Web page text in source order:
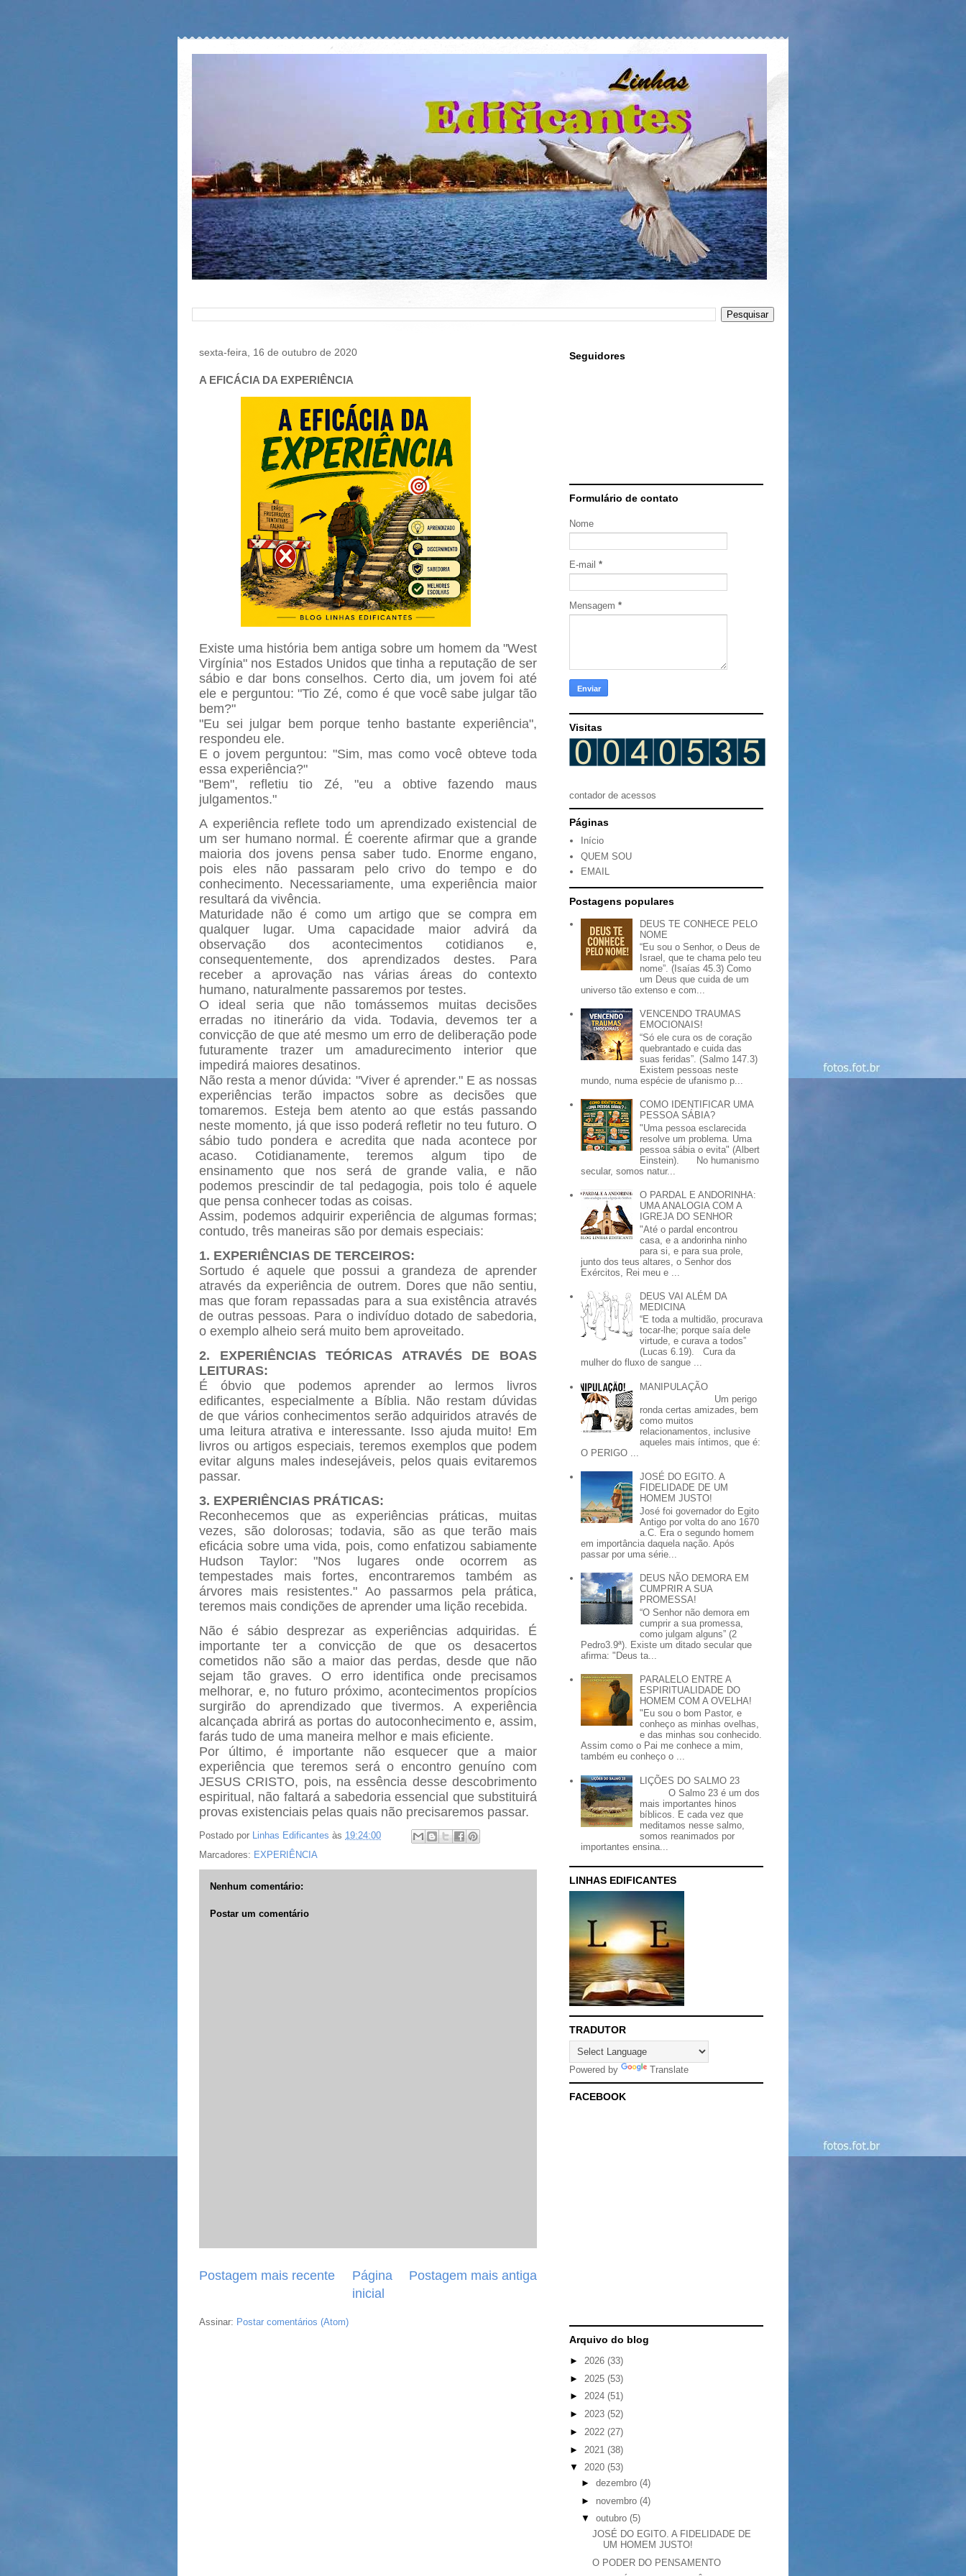
sexta-feira, 16 de outubro de 2020
A EFICÁCIA DA EXPERIÊNCIA
Existe uma história bem antiga sobre um homem da "West
Virgínia" nos Estados Unidos que tinha a reputação de ser
sábio e dar bons conselhos. Certo dia, um jovem foi até
ele e perguntou: "Tio Zé, como é que você sabe julgar tão
bem?"
"Eu sei julgar bem porque tenho bastante experiência",
respondeu ele.
E o jovem perguntou: "Sim, mas como você obteve toda
essa experiência?"
"Bem", refletiu tio Zé, "eu a obtive fazendo maus
julgamentos."
A experiência reflete todo um aprendizado existencial de
um ser humano normal. É coerente afirmar que a grande
maioria dos jovens pensa saber tudo. Enorme engano,
pois eles não passaram pelo crivo do tempo e do
conhecimento. Necessariamente, uma experiência maior
resultará da vivência.
Maturidade não é como um artigo que se compra em
qualquer lugar. Uma capacidade maior advirá da
observação dos acontecimentos cotidianos e,
consequentemente, dos aprendizados destes. Para
receber a aprovação nas várias áreas do contexto
humano, naturalmente passaremos por testes.
O ideal seria que não tomássemos muitas decisões
erradas no itinerário da vida. Todavia, devemos ter a
convicção de que até mesmo um erro de deliberação pode
futuramente trazer um amadurecimento interior que
impedirá maiores desatinos.
Não resta a menor dúvida: "Viver é aprender." E as nossas
experiências terão impactos sobre as decisões que
tomaremos. Esteja bem atento ao que estás passando
neste momento, já que isso poderá refletir no teu futuro. O
sábio tudo pondera e acredita que nada acontece por
acaso. Cotidianamente, teremos algum tipo de
ensinamento que nos será de grande valia, e não
podemos prescindir de tal pedagogia, pois tolo é aquele
que pensa conhecer todas as coisas.
Assim, podemos adquirir experiência de algumas formas;
contudo, três maneiras são por demais especiais:
1. EXPERIÊNCIAS DE TERCEIROS:
Sortudo é aquele que possui a grandeza de aprender
através da experiência de outrem. Dores que não sentiu,
mas que foram repassadas para a sua existência através
de outras pessoas. Para o indivíduo dotado de sabedoria,
o exemplo alheio será muito bem aproveitado.
2. EXPERIÊNCIAS TEÓRICAS ATRAVÉS DE BOAS
LEITURAS:
É óbvio que podemos aprender ao lermos livros
edificantes, especialmente a Bíblia. Não restam dúvidas
de que vários conhecimentos serão adquiridos através de
uma leitura atrativa e interessante. Isso ajuda muito! Em
livros ou artigos especiais, teremos exemplos que podem
evitar alguns males indesejáveis, pelos quais evitaremos
passar.
3. EXPERIÊNCIAS PRÁTICAS:
Reconhecemos que as experiências práticas, muitas
vezes, são dolorosas; todavia, são as que terão mais
eficácia sobre uma vida, pois, como enfatizou sabiamente
Hudson Taylor: "Nos lugares onde ocorrem as
tempestades mais fortes, encontraremos também as
árvores mais resistentes." Ao passarmos pela prática,
teremos mais condições de aprender uma lição recebida.
Não é sábio desprezar as experiências adquiridas. É
importante ter a convicção de que os desacertos
cometidos não são a maior das perdas, desde que não
sejam tão graves. O erro identifica onde precisamos
melhorar, e, no futuro próximo, acontecimentos propícios
surgirão do aprendizado que tivermos. A experiência
alcançada abrirá as portas do autoconhecimento e, assim,
farás tudo de uma maneira melhor e mais eficiente.
Por último, é importante não esquecer que a maior
experiência que teremos será o encontro genuíno com
JESUS CRISTO, pois, na essência desse descobrimento
espiritual, não faltará a sabedoria essencial que substituirá
provas existenciais pelas quais não precisaremos passar.
Postado por Linhas Edificantes às 19:24:00
Marcadores: EXPERIÊNCIA
Nenhum comentário:
Postar um comentário
Postagem mais recente Postagem mais antiga
Página
inicial
Assinar: Postar comentários (Atom)
Seguidores
Formulário de contato
Nome
E-mail *
Mensagem *
Visitas
contador de acessos
Páginas
Início
QUEM SOU
EMAIL
Postagens populares
DEUS TE CONHECE PELO
NOME
“Eu sou o Senhor, o Deus de
Israel, que te chama pelo teu
nome”. (Isaías 45.3) Como
um Deus que cuida de um
universo tão extenso e com...
VENCENDO TRAUMAS
EMOCIONAIS!
“Só ele cura os de coração
quebrantado e cuida das
suas feridas”. (Salmo 147.3)
Existem pessoas neste
mundo, numa espécie de ufanismo p...
COMO IDENTIFICAR UMA
PESSOA SÁBIA?
"Uma pessoa esclarecida
resolve um problema. Uma
pessoa sábia o evita" (Albert
Einstein). No humanismo
secular, somos natur...
O PARDAL E ANDORINHA:
UMA ANALOGIA COM A
IGREJA DO SENHOR
"Até o pardal encontrou
casa, e a andorinha ninho
para si, e para sua prole,
junto dos teus altares, o Senhor dos
Exércitos, Rei meu e ...
DEUS VAI ALÉM DA
MEDICINA
“E toda a multidão, procurava
tocar-lhe; porque saía dele
virtude, e curava a todos”
(Lucas 6.19). Cura da
mulher do fluxo de sangue ...
MANIPULAÇÃO
Um perigo
ronda certas amizades, bem
como muitos
relacionamentos, inclusive
aqueles mais íntimos, que é:
O PERIGO ...
JOSÉ DO EGITO. A
FIDELIDADE DE UM
HOMEM JUSTO!
José foi governador do Egito
Antigo por volta do ano 1670
a.C. Era o segundo homem
em importância daquela nação. Após
passar por uma série...
DEUS NÃO DEMORA EM
CUMPRIR A SUA
PROMESSA!
“O Senhor não demora em
cumprir a sua promessa,
como julgam alguns” (2
Pedro3.9ª). Existe um ditado secular que
afirma: "Deus ta...
PARALELO ENTRE A
ESPIRITUALIDADE DO
HOMEM COM A OVELHA!
"Eu sou o bom Pastor, e
conheço as minhas ovelhas,
e das minhas sou conhecido.
Assim como o Pai me conhece a mim,
também eu conheço o ...
LIÇÕES DO SALMO 23
O Salmo 23 é um dos
mais importantes hinos
bíblicos. E cada vez que
meditamos nesse salmo,
somos reanimados por
importantes ensina...
LINHAS EDIFICANTES
TRADUTOR
Powered by Translate
FACEBOOK
Arquivo do blog
► 2026 (33)
► 2025 (53)
► 2024 (51)
► 2023 (52)
► 2022 (27)
► 2021 (38)
▼ 2020 (53)
► dezembro (4)
► novembro (4)
▼ outubro (5)
JOSÉ DO EGITO. A FIDELIDADE DE
UM HOMEM JUSTO!
O PODER DO PENSAMENTO